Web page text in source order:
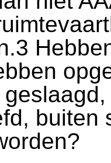
buiten